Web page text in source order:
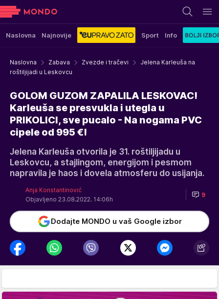
Naslovna Najnovije Sport Info
Naslovna Zabava Zvezde i tračevi
Jelena Karleuša na
roštiljijadi u Leskovcu
GOLOM GUZOM ZAPALILA LESKOVAC!
Karleuša se presvukla i utegla u
PRIKOLICI, sve pucalo - Na nogama PVC
cipele od 995 €!
Jelena Karleuša otvorila je 31. roštiljijadu u
Leskovcu, a stajlingom, energijom i pesmom
napravila je haos i dovela atmosferu do usijanja.
Anja Konstantinović
Objavljeno 23.08.2022. 14:06h
9
Dodajte MONDO u vaš Google izbor